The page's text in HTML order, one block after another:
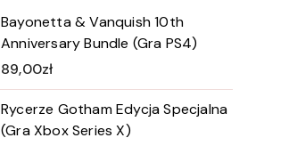
Bayonetta & Vanquish 10th
Anniversary Bundle (Gra PS4)
89,00zł
Rycerze Gotham Edycja Specjalna
(Gra Xbox Series X)